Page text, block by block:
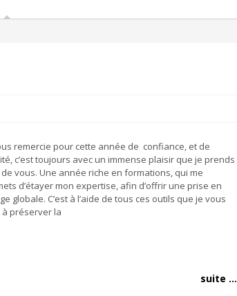
remercie pour cette année de confiance, et de
c’est toujours avec un immense plaisir que je prends
vous. Une année riche en formations, qui me
d’étayer mon expertise, afin d’offrir une prise en
globale. C’est à l’aide de tous ces outils que je vous
à préserver la
suite ...